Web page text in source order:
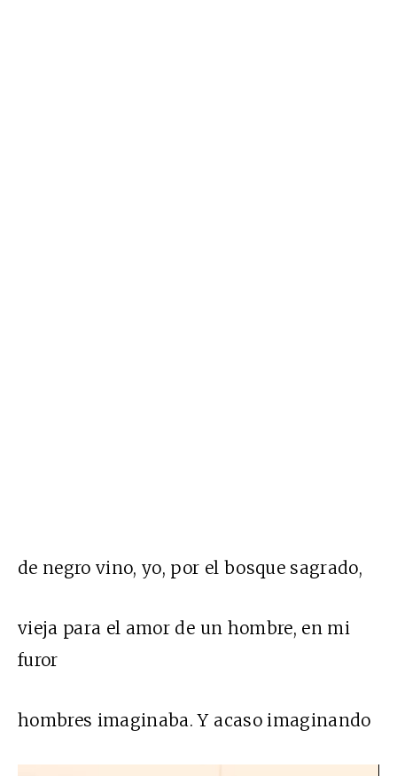
de negro vino, yo, por el bosque sagrado,
vieja para el amor de un hombre, en mi
furor
hombres imaginaba. Y acaso imaginando